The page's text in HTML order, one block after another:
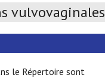
vulvovaginales
le Répertoire sont